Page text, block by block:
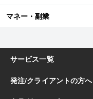
マネー・副業